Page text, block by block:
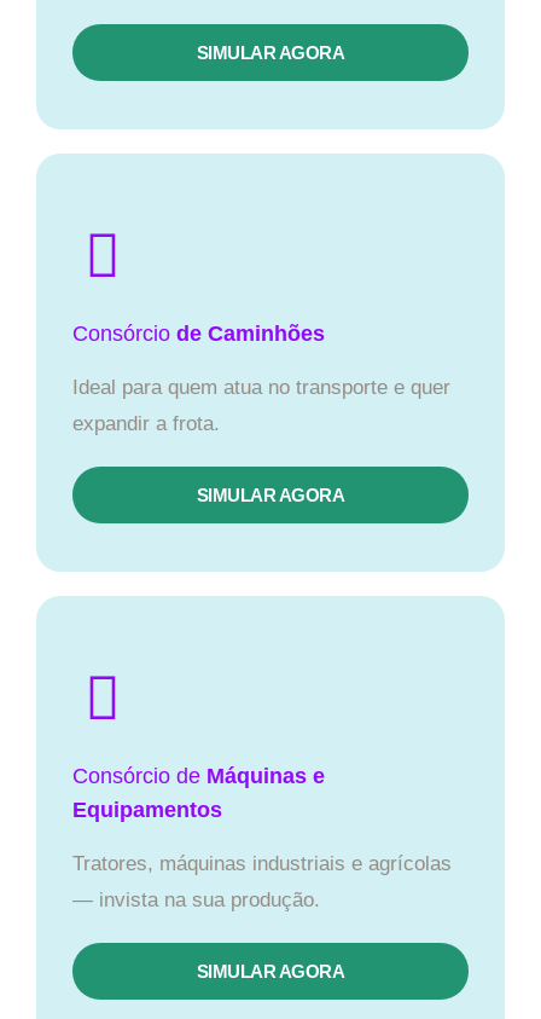
SIMULAR AGORA
Consórcio de Caminhões
Ideal para quem atua no transporte e quer
expandir a frota.
SIMULAR AGORA
Consórcio de Máquinas e
Equipamentos
Tratores, máquinas industriais e agrícolas
— invista na sua produção.
SIMULAR AGORA